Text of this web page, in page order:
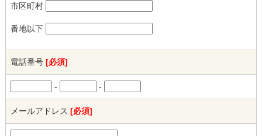
市区町村
番地以下
電話番号 [必須]
- -
メールアドレス [必須]